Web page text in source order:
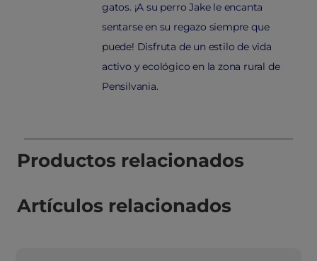
gatos. ¡A su perro Jake le encanta
sentarse en su regazo siempre que
puede! Disfruta de un estilo de vida
activo y ecológico en la zona rural de
Pensilvania.
Productos relacionados
Artículos relacionados